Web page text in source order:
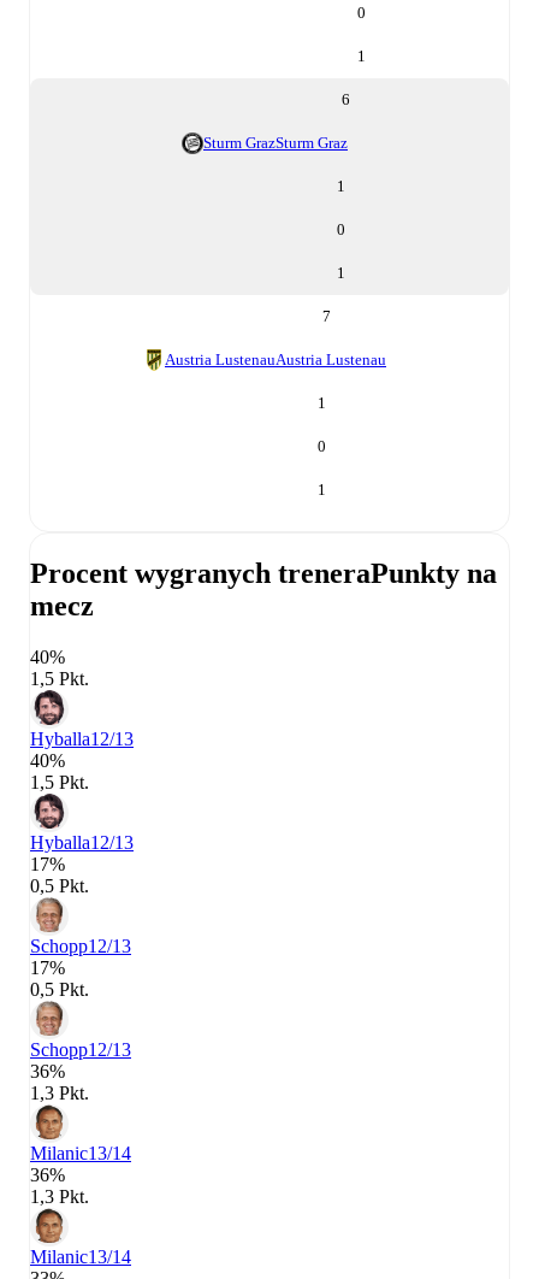
0
1
6
Sturm GrazSturm Graz
1
0
1
7
Austria LustenauAustria Lustenau
1
0
1
Procent wygranych treneraPunkty na
mecz
40%
1,5 Pkt.
Hyballa12/13
40%
1,5 Pkt.
Hyballa12/13
17%
0,5 Pkt.
Schopp12/13
17%
0,5 Pkt.
Schopp12/13
36%
1,3 Pkt.
Milanic13/14
36%
1,3 Pkt.
Milanic13/14